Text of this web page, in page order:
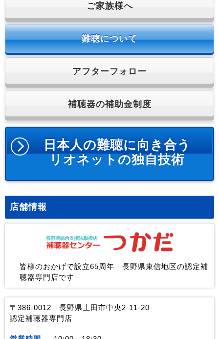
ご家族様へ
難聴について
アフターフォロー
補聴器の補助金制度
日本人の難聴に向き合う
リオネットの独自技術
店舗情報
皆様のおかげで設立65周年｜長野県東信地区の認定補
聴器専門店です
〒386-0012 長野県上田市中央2-11-20
認定補聴器専門店